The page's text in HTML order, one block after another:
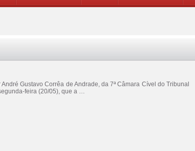
Gustavo Corrêa de Andrade, da 7ª Câmara Cível do Tribunal
feira (20/05), que a …